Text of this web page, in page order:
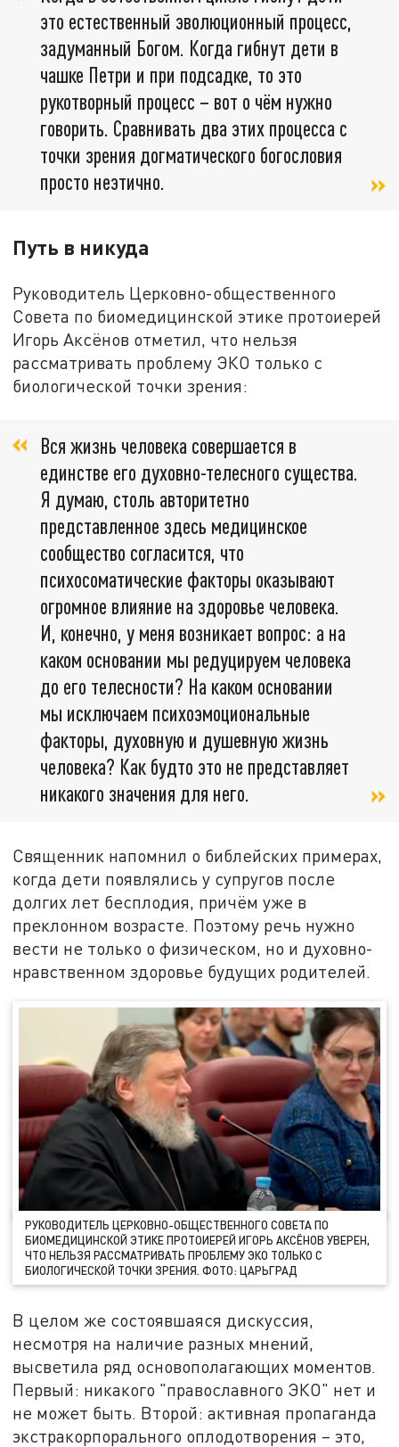
это естественный эволюционный процесс,
задуманный Богом. Когда гибнут дети в
чашке Петри и при подсадке, то это
рукотворный процесс – вот о чём нужно
говорить. Сравнивать два этих процесса с
точки зрения догматического богословия
просто неэтично.
Путь в никуда
Руководитель Церковно-общественного
Совета по биомедицинской этике протоиерей
Игорь Аксёнов отметил, что нельзя
рассматривать проблему ЭКО только с
биологической точки зрения:
Вся жизнь человека совершается в
единстве его духовно-телесного существа.
Я думаю, столь авторитетно
представленное здесь медицинское
сообщество согласится, что
психосоматические факторы оказывают
огромное влияние на здоровье человека.
И, конечно, у меня возникает вопрос: а на
каком основании мы редуцируем человека
до его телесности? На каком основании
мы исключаем психоэмоциональные
факторы, духовную и душевную жизнь
человека? Как будто это не представляет
никакого значения для него.
Священник напомнил о библейских примерах,
когда дети появлялись у супругов после
долгих лет бесплодия, причём уже в
преклонном возрасте. Поэтому речь нужно
вести не только о физическом, но и духовно-
нравственном здоровье будущих родителей.
РУКОВОДИТЕЛЬ ЦЕРКОВНО-ОБЩЕСТВЕННОГО СОВЕТА ПО
БИОМЕДИЦИНСКОЙ ЭТИКЕ ПРОТОИЕРЕЙ ИГОРЬ АКСЁНОВ УВЕРЕН,
ЧТО НЕЛЬЗЯ РАССМАТРИВАТЬ ПРОБЛЕМУ ЭКО ТОЛЬКО С
БИОЛОГИЧЕСКОЙ ТОЧКИ ЗРЕНИЯ. ФОТО: ЦАРЬГРАД
В целом же состоявшаяся дискуссия,
несмотря на наличие разных мнений,
высветила ряд основополагающих моментов.
Первый: никакого "православного ЭКО" нет и
не может быть. Второй: активная пропаганда
экстракорпорального оплодотворения – это,